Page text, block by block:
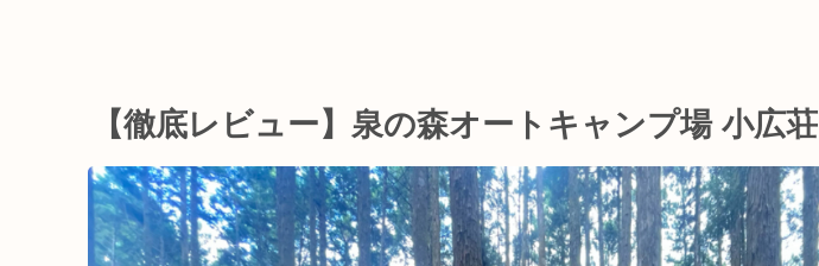
【徹底レビュー】泉の森オートキャンプ場 小広荘